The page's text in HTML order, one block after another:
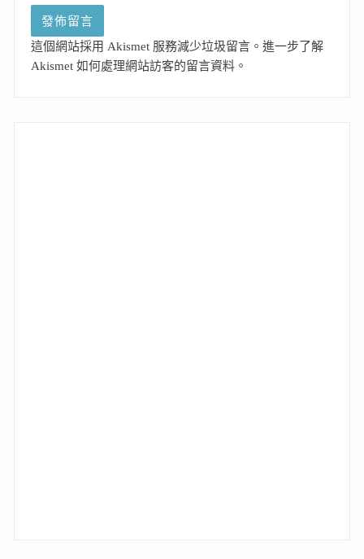
這個網站採用 Akismet 服務減少垃圾留言。 進一步了解
Akismet 如何處理網站訪客的留言資料 。